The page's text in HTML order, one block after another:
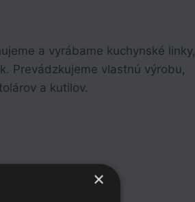
a vyrábame kuchynské linky,
Prevádzkujeme vlastnú výrobu,
a kutilov.
×